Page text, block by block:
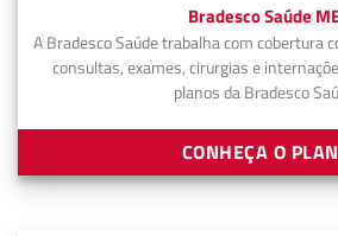
Bradesco Saúde
A Bradesco Saúde trabalha com cobertura
consultas, exames, cirurgias e
planos da Bradesco
CONHEÇA O